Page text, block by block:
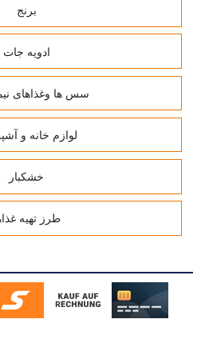
برنج
ادویه جات
سس ها وغذاهای
لوازم خانه و
خشکبار
طرز تهیه